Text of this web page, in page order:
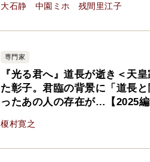
大石静 中園ミホ 残間里江子
専門家
『光る君へ』道長が逝き＜天
た彰子。君臨の背景に「道長
ったあの人の存在が…【2025編
榎村寛之